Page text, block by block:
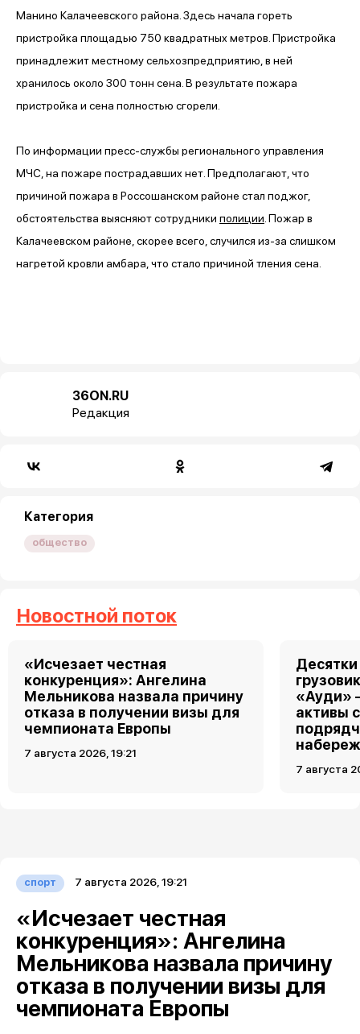
Манино Калачеевского района. Здесь начала гореть
пристройка площадью 750 квадратных метров. Пристройка
принадлежит местному сельхозпредприятию, в ней
хранилось около 300 тонн сена. В результате пожара
пристройка и сена полностью сгорели.
По информации пресс-службы регионального управления
МЧС, на пожаре пострадавших нет. Предполагают, что
причиной пожара в Россошанском районе стал поджог,
обстоятельства выясняют сотрудники полиции . Пожар в
Калачеевском районе, скорее всего, случился из-за слишком
нагретой кровли амбара, что стало причиной тления сена.
36ON.RU
Редакция
Категория
общество
Новостной поток
«Исчезает честная
конкуренция»: Ангелина
Мельникова назвала причину
отказа в получении визы для
чемпионата Европы
7 августа 2026, 19:21
«Ауди»
активы
7 августа
спорт 7 августа 2026, 19:21
«Исчезает честная
конкуренция»: Ангелина
Мельникова назвала причину
отказа в получении визы для
чемпионата Европы